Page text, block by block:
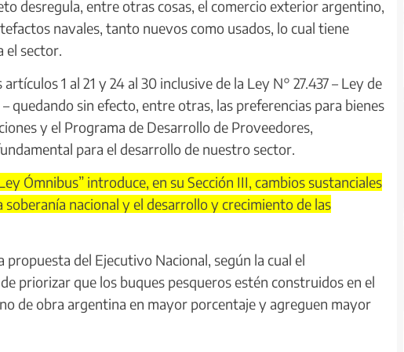
desregula, entre otras cosas, el comercio exterior argentino,
navales, tanto nuevos como usados, lo cual tiene
el sector.
1 al 21 y 24 al 30 inclusive de la Ley N° 27.437 – Ley de
quedando sin efecto, entre otras, las preferencias para bienes
y el Programa de Desarrollo de Proveedores,
para el desarrollo de nuestro sector.
Ómnibus” introduce, en su Sección III, cambios sustanciales
nacional y el desarrollo y crecimiento de las
del Ejecutivo Nacional, según la cual el
priorizar que los buques pesqueros estén construidos en el
de obra argentina en mayor porcentaje y agreguen mayor